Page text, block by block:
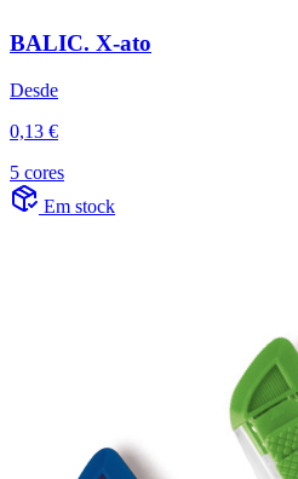
BALIC. X-ato
Desde
0,13 €
5 cores
Em stock